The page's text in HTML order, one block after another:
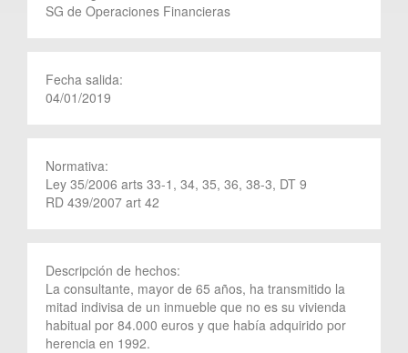
SG de Operaciones Financieras
Fecha salida:
04/01/2019
Normativa:
Ley 35/2006 arts 33-1, 34, 35, 36, 38-3, DT 9
RD 439/2007 art 42
Descripción de hechos:
La consultante, mayor de 65 años, ha transmitido la
mitad indivisa de un inmueble que no es su vivienda
habitual por 84.000 euros y que había adquirido por
herencia en 1992.